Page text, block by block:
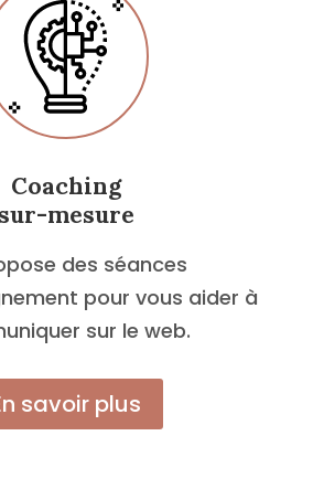
Coaching
sur-mesure
des séances
pour vous aider à
sur le web.
savoir plus